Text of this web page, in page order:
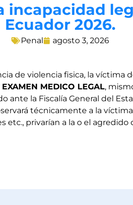
incapacidad
Ecuador 2026.
Penal agosto 3, 2026
de violencia fisica, la víctima
EXAMEN MEDICO LEGAL,
ante la Fiscalía General del
técnicamente a la
etc., privarían a la o el